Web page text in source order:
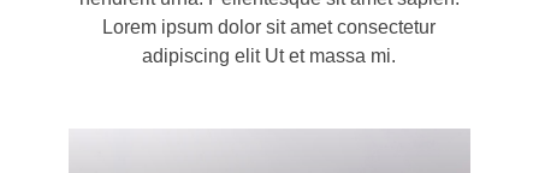
Lorem ipsum dolor sit amet consectetur
adipiscing elit Ut et massa mi.